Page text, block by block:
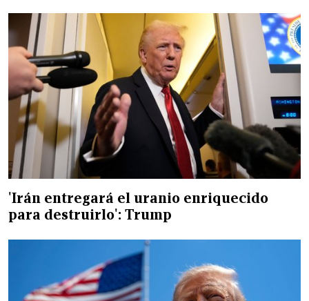
'Irán entregará el uranio enriquecido
para destruirlo': Trump